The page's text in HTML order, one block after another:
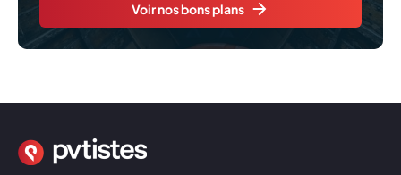
Voir nos bons plans